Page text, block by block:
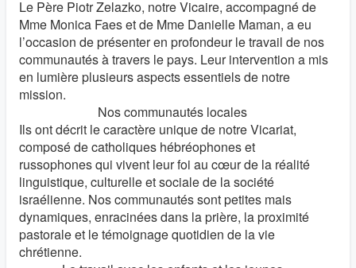
Le Père Piotr Zelazko, notre Vicaire, accompagné de
Mme Monica Faes et de Mme Danielle Maman, a eu
l’occasion de présenter en profondeur le travail de nos
communautés à travers le pays. Leur intervention a mis
en lumière plusieurs aspects essentiels de notre
mission.
Nos communautés locales
Ils ont décrit le caractère unique de notre Vicariat,
composé de catholiques hébréophones et
russophones qui vivent leur foi au cœur de la réalité
linguistique, culturelle et sociale de la société
israélienne. Nos communautés sont petites mais
dynamiques, enracinées dans la prière, la proximité
pastorale et le témoignage quotidien de la vie
chrétienne.